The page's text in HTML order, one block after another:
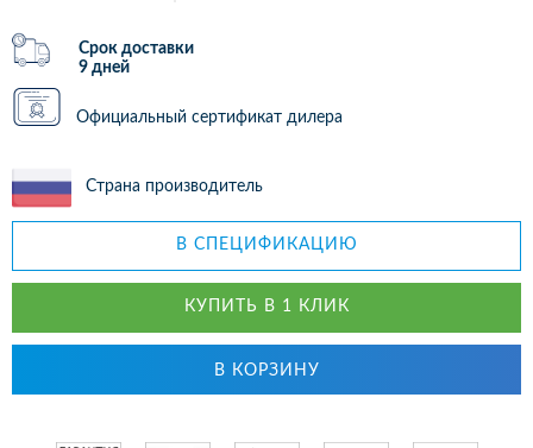
Срок доставки
9 дней
Официальный сертификат дилера
Страна производитель
В СПЕЦИФИКАЦИЮ
КУПИТЬ В 1 КЛИК
В КОРЗИНУ